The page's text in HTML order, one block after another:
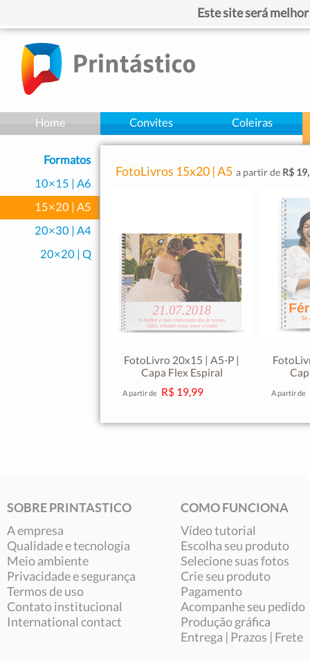
Home Convites Coleiras
FotoLivros 15x20 | A5 a partir de R$
FotoLivro 20x15 | A5-P |
Capa Flex Espiral
A partir de R$ 19,99 A partir de
Formatos
10×15 | A6
15×20 | A5
20×30 | A4
20×20 | Q
SOBRE PRINTASTICO
A empresa
Qualidade e tecnologia
Meio ambiente
Privacidade e segurança
Termos de uso
Contato institucional
International contact
COMO FUNCIONA
Vídeo tutorial
Escolha seu produto
Selecione suas fotos
Crie seu produto
Pagamento
Acompanhe seu pedido
Produção gráfica
Entrega | Prazos | Frete
Este site será